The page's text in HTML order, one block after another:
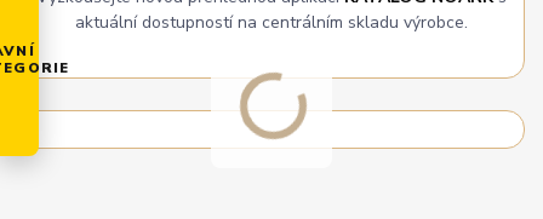
aktuální dostupností na centrálním skladu výrobce.